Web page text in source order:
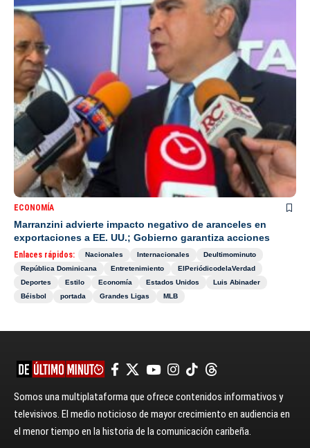
ECONOMÍA
Marranzini advierte impacto negativo de aranceles en
exportaciones a EE. UU.; Gobierno garantiza acciones
Enlaces rápidos: Nacionales Internacionales
Deultimominuto
República Dominicana
Entretenimiento
ElPeriódicodelaVerdad
Deportes
Estilo Economía Estados Unidos
Luis Abinader
Béisbol
portada Grandes Ligas MLB
Somos una multiplataforma que ofrece contenidos informativos y
televisivos. El medio noticioso de mayor crecimiento en audiencia en
el menor tiempo en la historia de la comunicación caribeña.